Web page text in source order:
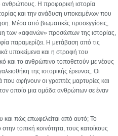
ανθρώπους. Η προφορική ιστορία
και την ανάδυση υποκειμένων που
Μέσα από βιωματικές προσεγγίσεις,
των «αφανών» προσώπων της ιστορίας,
παραμερίζει. Η μετάβαση από τις
υποκείμενα και η στροφή του
και το ανθρώπινο τοποθετούν με νέους
της ιστορικής έρευνας. Οι
αφήνουν οι γραπτές μαρτυρίες και
οποίο μια ομάδα ανθρώπων σε έναν
και πώς επωφελείται από αυτό; Το
τοπική κοινότητα, τους κατοίκους